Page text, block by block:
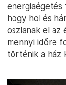
hogy hol és
oszlanak el az
mennyi időre
történik a ház